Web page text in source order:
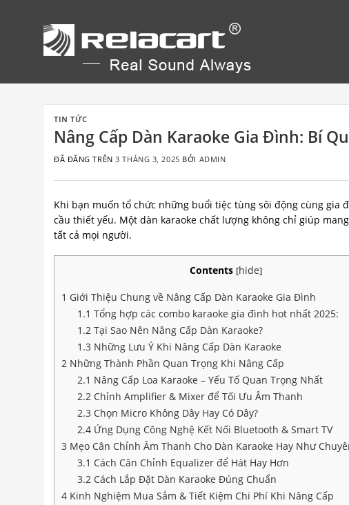
TIN TỨC
Nâng Cấp Dàn Karaoke Gia Đình: Bí
ĐÃ ĐĂNG TRÊN3 THÁNG 3, 2025 BỞI ADMIN
Khi bạn muốn tổ chức những buổi tiệc tùng sôi động cùng gia
cầu thiết yếu. Một dàn karaoke chất lượng không chỉ giúp
tất cả mọi người.
Contents [hide]
1 Giới Thiệu Chung về Nâng Cấp Dàn Karaoke Gia Đình
1.1 Tổng hợp các combo karaoke gia đình hot nhất 2025:
1.2Tại Sao Nên Nâng Cấp Dàn Karaoke?
1.3Những Lưu Ý Khi Nâng Cấp Dàn Karaoke
2 Những Thành Phần Quan Trọng Khi Nâng Cấp
2.1 Nâng Cấp Loa Karaoke – Yếu Tố Quan Trọng Nhất
2.2Chỉnh Amplifier & Mixer để Tối Ưu Âm Thanh
2.3Chọn Micro Không Dây Hay Có Dây?
2.4Ứng Dụng Công Nghệ Kết Nối Bluetooth & Smart TV
3 Mẹo Cân Chỉnh Âm Thanh Cho Dàn Karaoke Hay Như
3.1 Cách Cân Chỉnh Equalizer để Hát Hay Hơn
3.2Cách Lắp Đặt Dàn Karaoke Đúng Chuẩn
4 Kinh Nghiệm Mua Sắm & Tiết Kiệm Chi Phí Khi Nâng Cấp